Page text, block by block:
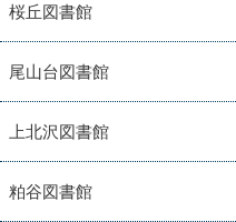
桜丘図書館
尾山台図書館
上北沢図書館
粕谷図書館